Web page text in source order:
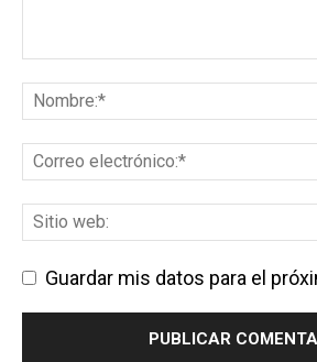
Guardar mis datos para el